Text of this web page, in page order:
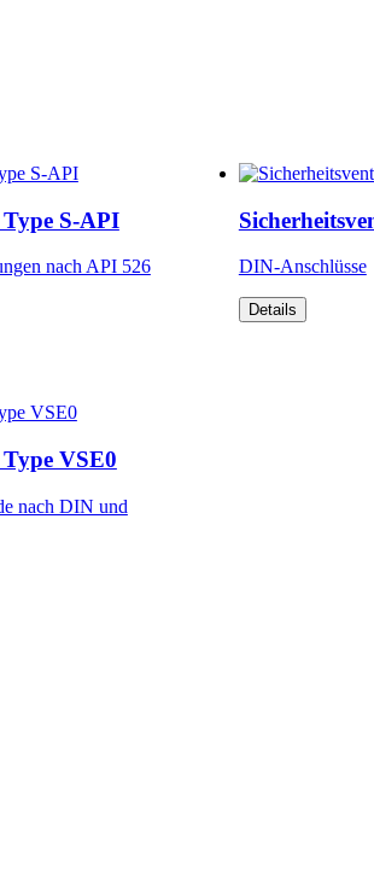
S-API
nach API 526 DIN-Anschlüsse
Details
VSE0
nach DIN und